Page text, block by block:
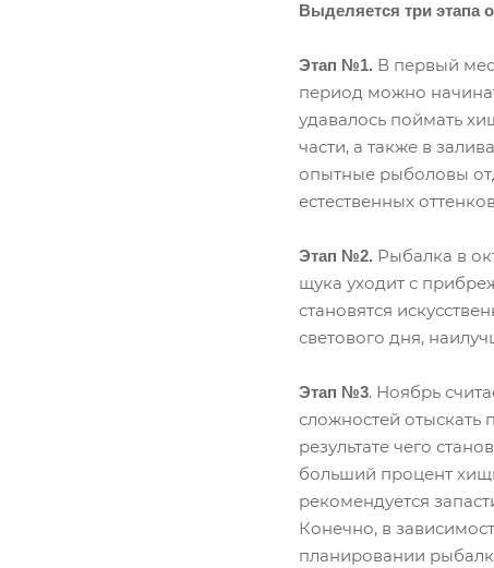
Выделяется три этапа
Этап №1. В первый
период можно
удавалось поймать
части, а также в
опытные рыболовы
естественных
Этап №2. Рыбалка в
щука уходит с
становятся
светового дня,
Этап №3. Ноябрь
сложностей отыскать
результате чего
больший процент
рекомендуется
Конечно, в
планировании